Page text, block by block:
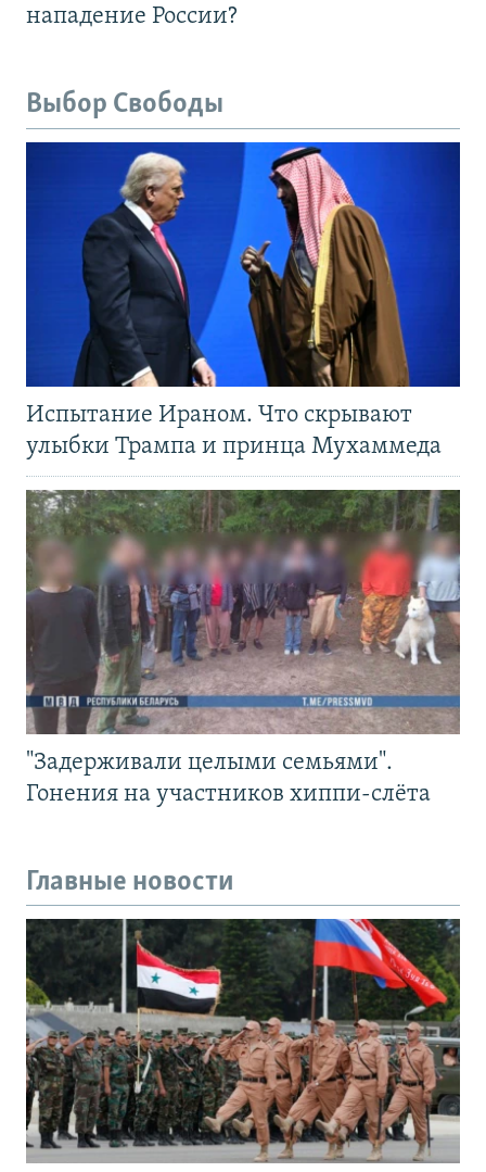
нападение России?
Выбор Свободы
Испытание Ираном. Что скрывают
улыбки Трампа и принца Мухаммеда
"Задерживали целыми семьями".
Гонения на участников хиппи-слёта
Главные новости